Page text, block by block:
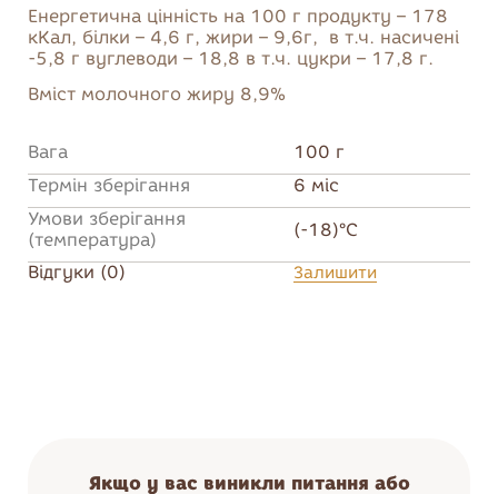
Енергетична цінність на 100 г продукту – 178
кКал, білки – 4,6 г, жири – 9,6г, в т.ч. насичені
-5,8 г вуглеводи – 18,8 в т.ч. цукри – 17,8 г.
Вміст молочного жиру 8,9%
Вага
100 г
Термін зберігання
6 міс
Умови зберігання
(температура)
(-18)°C
Відгуки (0) Залишити
Якщо у вас виникли питання або